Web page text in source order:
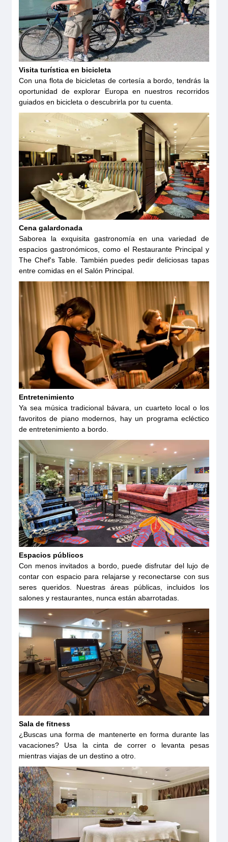
Visita turística en bicicleta
Con una flota de bicicletas de cortesía a bordo, tendrás la
oportunidad de explorar Europa en nuestros recorridos
guiados en bicicleta o descubrirla por tu cuenta.
Cena galardonada
Saborea la exquisita gastronomía en una variedad de
espacios gastronómicos, como el Restaurante Principal y
The Chef's Table. También puedes pedir deliciosas tapas
entre comidas en el Salón Principal.
Entretenimiento
Ya sea música tradicional bávara, un cuarteto local o los
favoritos de piano modernos, hay un programa ecléctico
de entretenimiento a bordo.
Espacios públicos
Con menos invitados a bordo, puede disfrutar del lujo de
contar con espacio para relajarse y reconectarse con sus
seres queridos. Nuestras áreas públicas, incluidos los
salones y restaurantes, nunca están abarrotadas.
Sala de fitness
¿Buscas una forma de mantenerte en forma durante las
vacaciones? Usa la cinta de correr o levanta pesas
mientras viajas de un destino a otro.